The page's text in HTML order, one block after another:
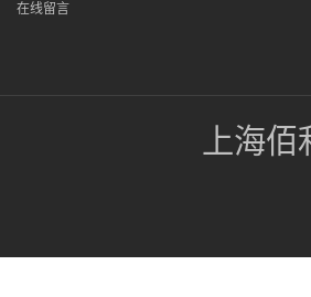
在线留言
上海